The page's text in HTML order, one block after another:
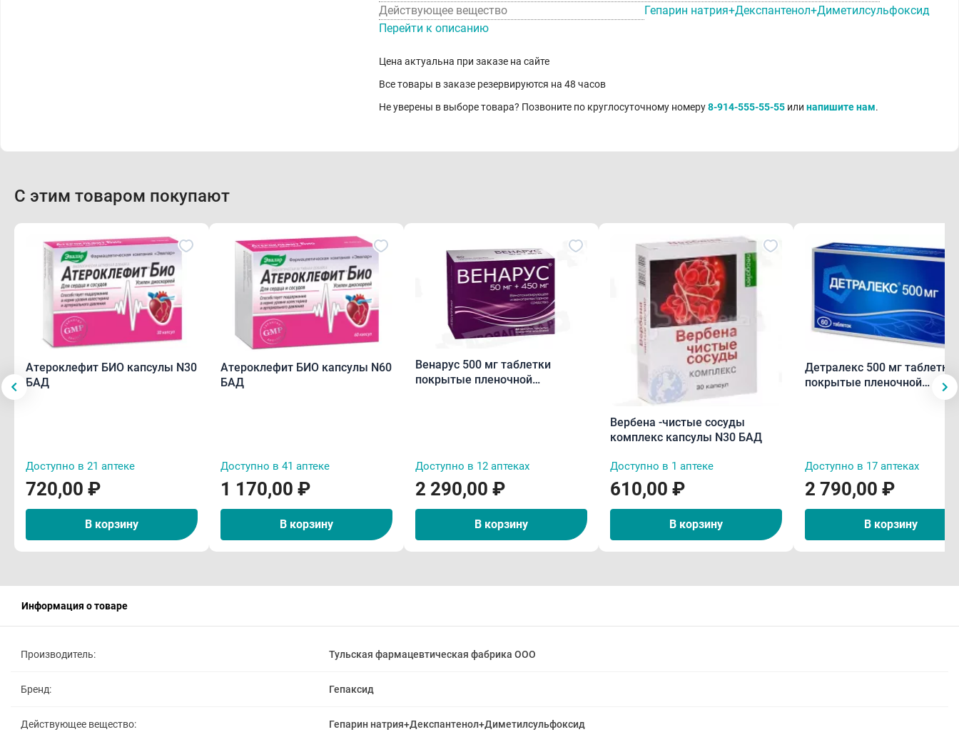
Действующее вещество
Гепарин натрия+Декспантенол+Диметилсульфоксид
Перейти к описанию
Цена актуальна при заказе на сайте
Все товары в заказе резервируются на 48 часов
Не уверены в выборе товара? Позвоните по круглосуточному номеру8-914-555-55-55 или напишите нам.
С этим товаром покупают
Атероклефит БИО капсулы N30
БАД
Доступно в 21 аптеке
720,00 ₽
В корзину
Атероклефит БИО капсулы N60
БАД
Доступно в 41 аптеке
1 170,00 ₽
В корзину
Венарус 500 мг таблетки
покрытые пленочной
Доступно в 12 аптеках
2 290,00 ₽
В корзину
Вербена -чистые сосуды
комплекс капсулы N30 БАД
Доступно в 1 аптеке
610,00 ₽
В корзину
Детралекс 500 мг таблетки
покрытые пленочной
Доступно в 17 аптеках
2 790,00 ₽
В корзину
Информация о товаре
Производитель: Тульская фармацевтическая фабрика ООО
Бренд: Гепаксид
Действующее вещество: Гепарин натрия+Декспантенол+Диметилсульфоксид